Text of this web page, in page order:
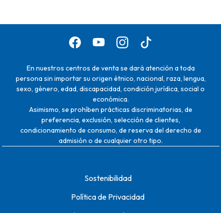
En nuestros centros de venta se dará atención a toda
persona sin importar su origen étnico, nacional, raza, lengua,
sexo, género, edad, discapacidad, condición jurídica, social o
económica.
Asimismo, se prohíben prácticas discriminatorias, de
preferencia, exclusión, selección de clientes,
condicionamiento de consumo, de reserva del derecho de
admisión o de cualquier otro tipo.
Sostenibilidad
Política de Privacidad